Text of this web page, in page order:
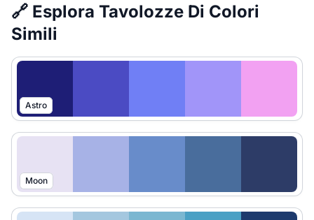
🔗 Esplora Tavolozze Di Colori
Simili
Astro
Moon